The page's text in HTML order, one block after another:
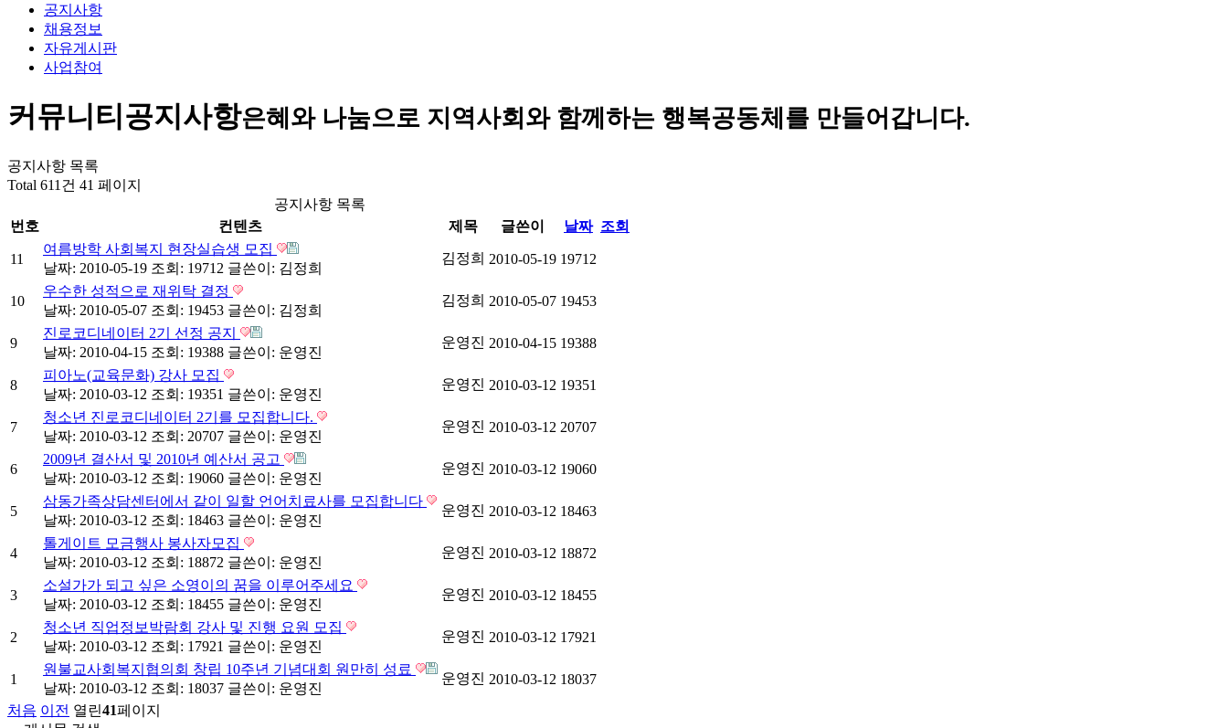
공지사항
채용정보
자유게시판
사업참여
커뮤니티공지사항은혜와 나눔으로 지역사회와 함께하는 행복공동체를 만들어갑니다.
공지사항 목록
Total 611건 41 페이지
공지사항 목록
번호
컨텐츠 제목 글쓴이 날짜 조회
11
여름방학 사회복지 현장실습생 모집
날짜: 2010-05-19 조회: 19712 글쓴이: 김정희
김정희 2010-05-19 19712
10
우수한 성적으로 재위탁 결정
날짜: 2010-05-07 조회: 19453 글쓴이: 김정희
김정희 2010-05-07 19453
9
진로코디네이터 2기 선정 공지
날짜: 2010-04-15 조회: 19388 글쓴이: 운영진
운영진 2010-04-15 19388
8
피아노(교육문화) 강사 모집
날짜: 2010-03-12 조회: 19351 글쓴이: 운영진
운영진 2010-03-12 19351
7
청소년 진로코디네이터 2기를 모집합니다.
날짜: 2010-03-12 조회: 20707 글쓴이: 운영진
운영진 2010-03-12 20707
6
2009년 결산서 및 2010년 예산서 공고
날짜: 2010-03-12 조회: 19060 글쓴이: 운영진
운영진 2010-03-12 19060
5
삼동가족상담센터에서 같이 일할 언어치료사를 모집합니다
날짜: 2010-03-12 조회: 18463 글쓴이: 운영진
운영진 2010-03-12 18463
4
톨게이트 모금행사 봉사자모집
날짜: 2010-03-12 조회: 18872 글쓴이: 운영진
운영진 2010-03-12 18872
3
소설가가 되고 싶은 소영이의 꿈을 이루어주세요
날짜: 2010-03-12 조회: 18455 글쓴이: 운영진
운영진 2010-03-12 18455
2
청소년 직업정보박람회 강사 및 진행 요원 모집
날짜: 2010-03-12 조회: 17921 글쓴이: 운영진
운영진 2010-03-12 17921
1
원불교사회복지협의회 창립 10주년 기념대회 원만히 성료
날짜: 2010-03-12 조회: 18037 글쓴이: 운영진
운영진 2010-03-12 18037
처음 이전 열린41페이지